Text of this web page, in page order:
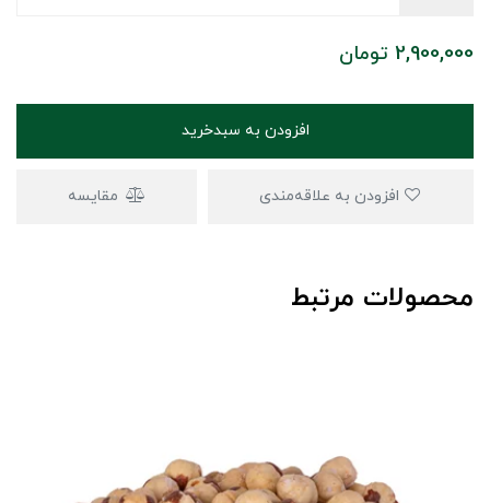
2,900,000 تومان
افزودن به سبدخرید
مقایسه
محصولات مرتبط